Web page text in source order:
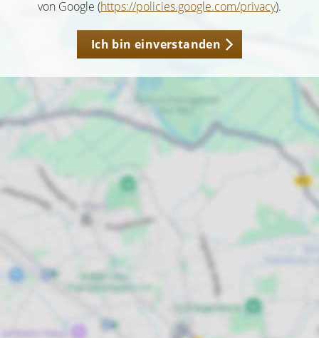
von Google (https://policies.google.com/privacy).
Ich bin einverstanden